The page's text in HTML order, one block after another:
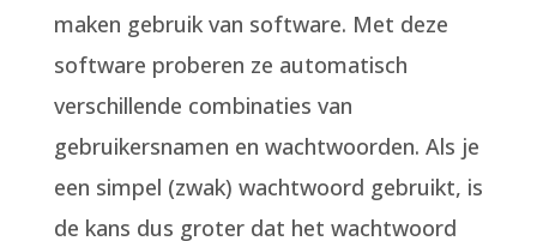
maken gebruik van software. Met deze
software proberen ze automatisch
verschillende combinaties van
gebruikersnamen en wachtwoorden. Als je
een simpel (zwak) wachtwoord gebruikt, is
de kans dus groter dat het wachtwoord